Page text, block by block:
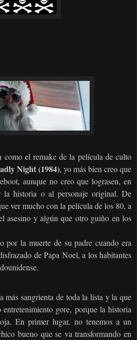
como el remake de la película de culto
Night (1984), yo más bien creo que
aunque no creo que lograsen, en
la historia o al personaje original. De
ver mucho con la película de los 80, a
asesino y algún que otro guiño en los
por la muerte de su padre cuando era
de Papa Noel, a los habitantes
más sangrienta de toda la lista y la que
gore, porque la historia
En primer lugar, no tenemos a un
bueno que se va transformando en